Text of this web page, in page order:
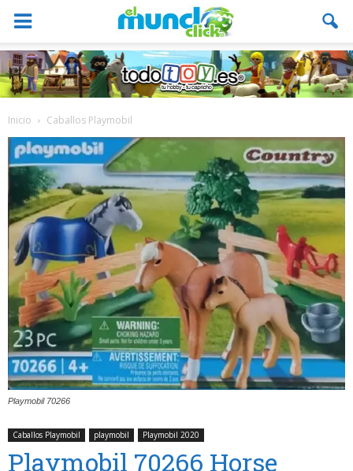
Inicio Caballos Playmobil
Playmobil 70266
Caballos Playmobil playmobil Playmobil 2020
Playmobil 70266 Horse